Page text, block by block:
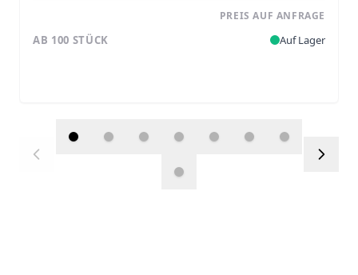
PREIS AUF ANFRAGE
AB 100 STÜCK Auf Lager